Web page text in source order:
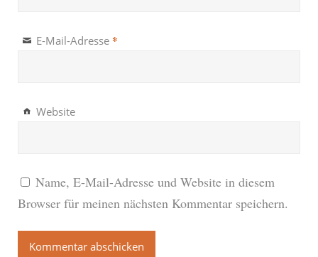
E-Mail-Adresse *
Website
Name, E-Mail-Adresse und Website in diesem
Browser für meinen nächsten Kommentar speichern.